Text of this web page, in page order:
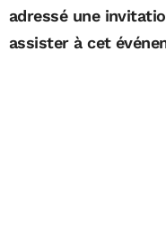
adressé une
assister à cet